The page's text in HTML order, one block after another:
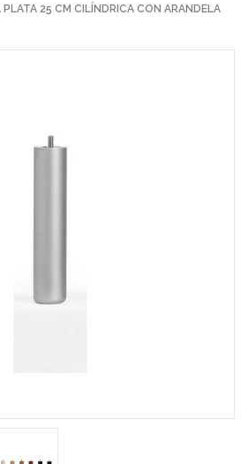
PLATA 25 CM CILÍNDRICA CON ARANDELA